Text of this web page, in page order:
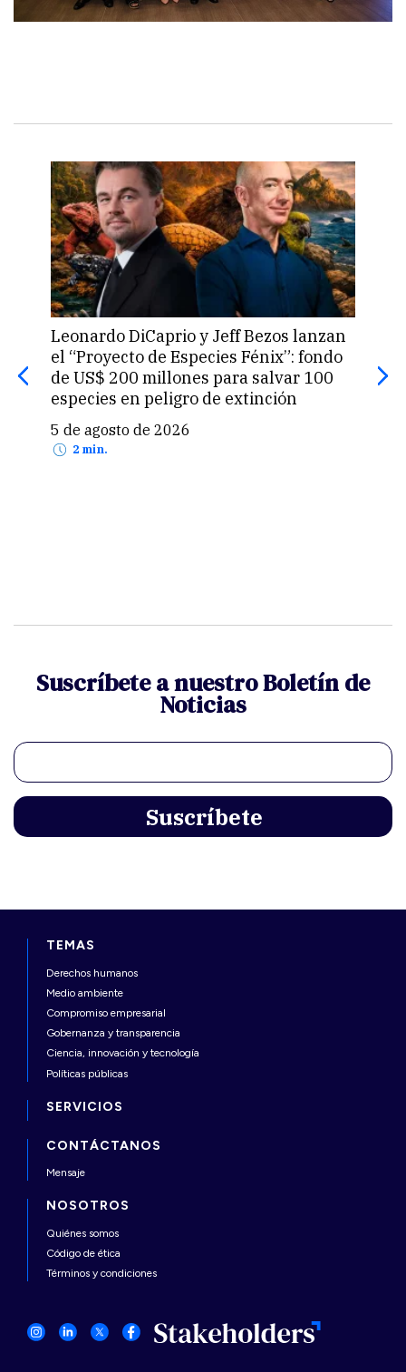
Leonardo DiCaprio y Jeff Bezos lanzan
el “Proyecto de Especies Fénix”: fondo
de US$ 200 millones para salvar 100
especies en peligro de extinción
5 de agosto de 2026
2 min.
Suscríbete a nuestro Boletín de
Noticias
TEMAS
Derechos humanos
Medio ambiente
Compromiso empresarial
Gobernanza y transparencia
Ciencia, innovación y tecnología
Políticas públicas
SERVICIOS
CONTÁCTANOS
Mensaje
NOSOTROS
Quiénes somos
Código de ética
Términos y condiciones